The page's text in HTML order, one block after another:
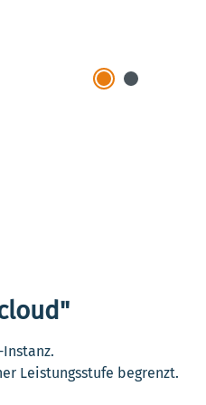
Leistungsstufe begrenzt.